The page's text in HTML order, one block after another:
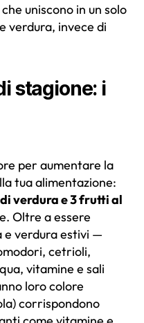
uniscono in un solo
verdura, invece di
stagione: i
per aumentare la
tua alimentazione:
verdura e 3 frutti al
Oltre a essere
verdura estivi —
cetrioli,
vitamine e sali
loro colore
corrispondono